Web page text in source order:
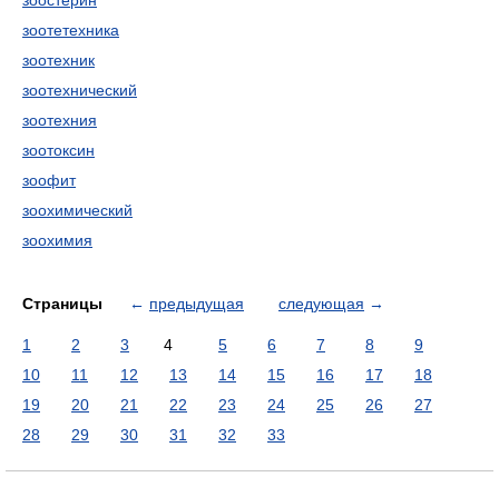
зоотетехника
зоотехник
зоотехнический
зоотехния
зоотоксин
зоофит
зоохимический
зоохимия
Страницы ← предыдущая следующая →
1 2 3 4 5 6 7 8
9
10
11 12 13 14 15 16 17
18
19
20 21 22 23 24 25 26
27
28
29 30 31 32 33